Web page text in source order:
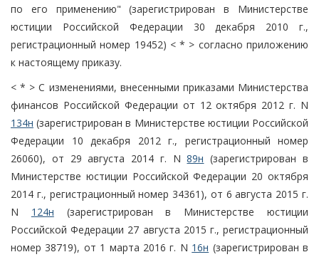
по его применению" (зарегистрирован в Министерстве
юстиции Российской Федерации 30 декабря 2010 г.,
регистрационный номер 19452) < * > согласно приложению
к настоящему приказу.
< * > С изменениями, внесенными приказами Министерства
финансов Российской Федерации от 12 октября 2012 г. N
134н (зарегистрирован в Министерстве юстиции Российской
Федерации 10 декабря 2012 г., регистрационный номер
26060), от 29 августа 2014 г. N89н (зарегистрирован в
Министерстве юстиции Российской Федерации 20 октября
2014 г., регистрационный номер 34361), от 6 августа 2015 г.
N 124н (зарегистрирован в Министерстве юстиции
Российской Федерации 27 августа 2015 г., регистрационный
номер 38719), от 1 марта 2016 г. N 16н (зарегистрирован в